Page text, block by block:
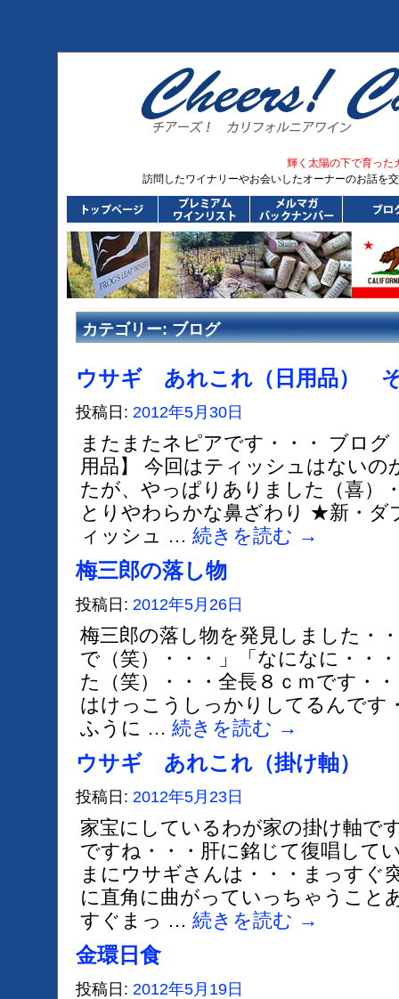
輝く太陽の下で育った
訪問したワイナリーやお会いしたオーナーのお話を
カテゴリー:ブログ
ウサギ あれこれ（日用品）
投稿日: 2012年5月30日
またまたネピアです・・・ ブロ
用品】 今回はティッシュはないの
たが、やっぱりありました（喜）
とりやわらかな鼻ざわり ★新・ダ
ィッシュ … 続きを読む →
梅三郎の落し物
投稿日: 2012年5月26日
梅三郎の落し物を発見しました・
で（笑）・・・」「なになに・・
た（笑）・・・全長８ｃｍです・
はけっこうしっかりしてるんです
ふうに … 続きを読む →
ウサギ あれこれ（掛け軸）
投稿日: 2012年5月23日
家宝にしているわが家の掛け軸で
ですね・・・肝に銘じて復唱して
まにウサギさんは・・・まっすぐ
に直角に曲がっていっちゃうこと
すぐまっ … 続きを読む →
金環日食
投稿日: 2012年5月19日